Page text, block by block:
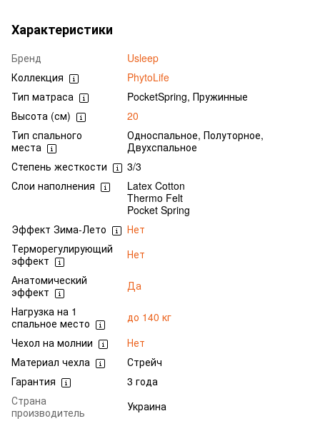
Характеристики
Бренд
Usleep
Коллекция
PhytoLife
Тип матраса
PocketSpring, Пружинные
Высота (см)
20
Тип спального
места
Односпальное, Полуторное,
Двухспальное
Степень жесткости
3/3
Слои наполнения
Latex Cotton
Thermo Felt
Pocket Spring
Эффект Зима-Лето
Нет
Терморегулирующий
эффект
Нет
Анатомический
эффект
Да
Нагрузка на 1
спальное место
до 140 кг
Чехол на молнии
Нет
Материал чехла
Стрейч
Гарантия
3 года
Страна
производитель
Украина